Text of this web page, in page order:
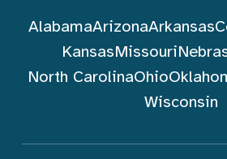
AlabamaArizonaArkansas
KansasMissouri
North CarolinaOhio
Wisconsin